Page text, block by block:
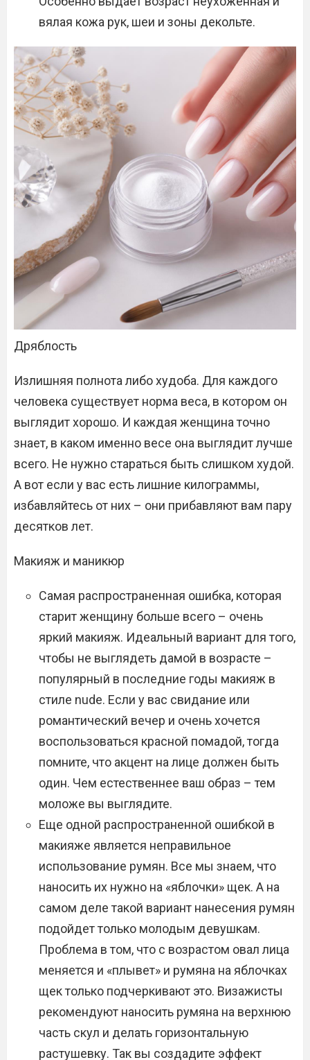
вялая кожа рук, шеи и зоны декольте.
Дряблость
Излишняя полнота либо худоба. Для каждого
человека существует норма веса, в котором он
выглядит хорошо. И каждая женщина точно
знает, в каком именно весе она выглядит лучше
всего. Не нужно стараться быть слишком худой.
А вот если у вас есть лишние килограммы,
избавляйтесь от них – они прибавляют вам пару
десятков лет.
Макияж и маникюр
Самая распространенная ошибка, которая
старит женщину больше всего – очень
яркий макияж. Идеальный вариант для того,
чтобы не выглядеть дамой в возрасте –
популярный в последние годы макияж в
стиле nude. Если у вас свидание или
романтический вечер и очень хочется
воспользоваться красной помадой, тогда
помните, что акцент на лице должен быть
один. Чем естественнее ваш образ – тем
моложе вы выглядите.
Еще одной распространенной ошибкой в
макияже является неправильное
использование румян. Все мы знаем, что
наносить их нужно на «яблочки» щек. А на
самом деле такой вариант нанесения румян
подойдет только молодым девушкам.
Проблема в том, что с возрастом овал лица
меняется и «плывет» и румяна на яблочках
щек только подчеркивают это. Визажисты
рекомендуют наносить румяна на верхнюю
часть скул и делать горизонтальную
растушевку. Так вы создадите эффект